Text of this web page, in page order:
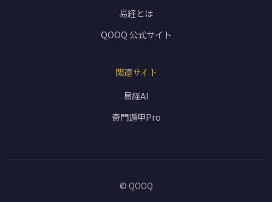
易経とは
QOOQ 公式サイト
関連サイト
易経AI
奇門遁甲Pro
© QOOQ